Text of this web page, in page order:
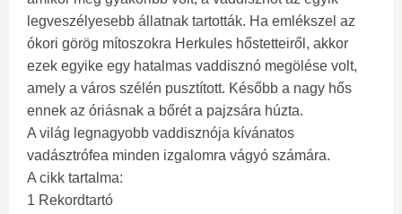
legveszélyesebb állatnak tartották. Ha emlékszel az
ókori görög mítoszokra Herkules hőstetteiről, akkor
ezek egyike egy hatalmas vaddisznó megölése volt,
amely a város szélén pusztított. Később a nagy hős
ennek az óriásnak a bőrét a pajzsára húzta.
A világ legnagyobb vaddisznója kívánatos
vadásztrófea minden izgalomra vágyó számára.
A cikk tartalma:
1 Rekordtartó